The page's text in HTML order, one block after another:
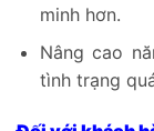
minh hơn.
Nâng cao
tình trạng